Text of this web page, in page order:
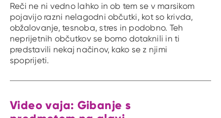
Reči ne ni vedno lahko in ob tem se v marsikom
pojavijo razni nelagodni občutki, kot so krivda,
obžalovanje, tesnoba, stres in podobno. Teh
neprijetnih občutkov se bomo dotaknili in ti
predstavili nekaj načinov, kako se z njimi
spoprijeti.
Video vaja: Gibanje s